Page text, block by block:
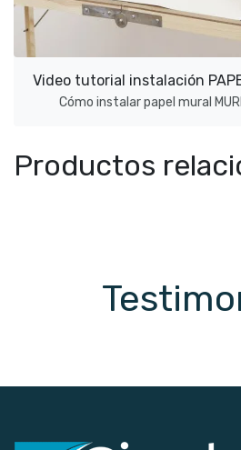
Video tutorial instalación
Cómo instalar papel mural
Productos